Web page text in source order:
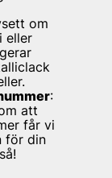
om
eller
:
att
får vi
för din